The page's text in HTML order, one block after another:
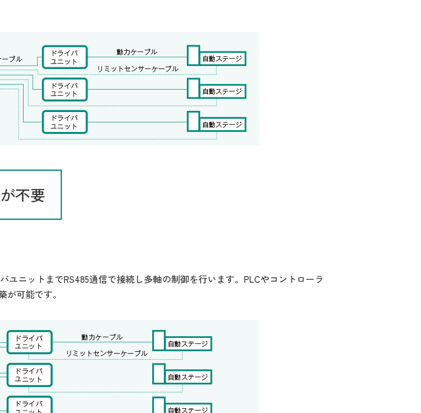
不要
ユニットまでRS485通信で接続し多軸の制御を行います。PLCやコントローラ
可能です。